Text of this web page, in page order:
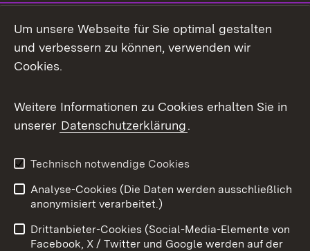
Facebook
X / Twitter
Youtube
Impressum
Kontakt
Barrierefreiheit
Datenschutz
Um unsere Webseite für Sie optimal gestalten
und verbessern zu können, verwenden wir
Cookies.
Weitere Informationen zu Cookies erhalten Sie in
unserer Datenschutzerklärung.
Technisch notwendige Cookies
Analyse-Cookies (Die Daten werden ausschließlich
anonymisiert verarbeitet.)
Drittanbieter-Cookies (Social-Media-Elemente von
Facebook, X / Twitter und Google werden auf der